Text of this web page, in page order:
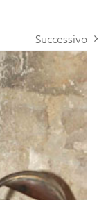
Successivo